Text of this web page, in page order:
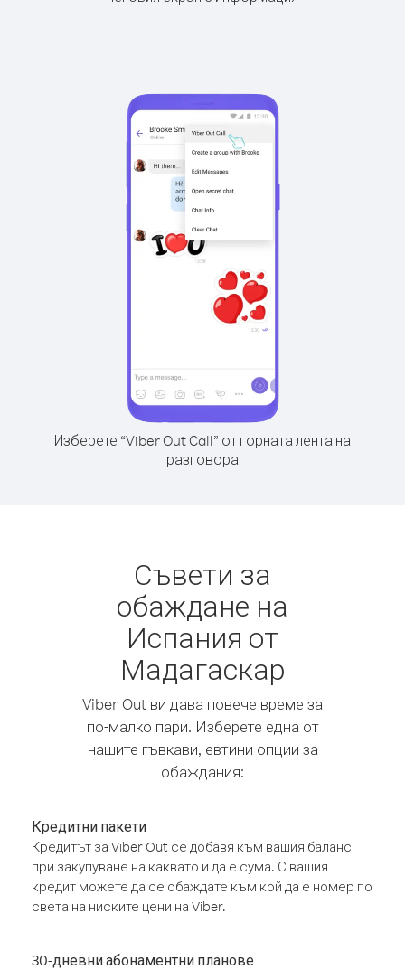
Изберете “Viber Out Call” от горната лента на
разговора
Съвети за
обаждане на
Испания от
Мадагаскар
Viber Out ви дава повече време за
по-малко пари. Изберете една от
нашите гъвкави, евтини опции за
обаждания:
Кредитни пакети
Кредитът за Viber Out се добавя към вашия баланс
при закупуване на каквато и да е сума. С вашия
кредит можете да се обаждате към кой да е номер по
света на ниските цени на Viber.
30-дневни абонаментни планове